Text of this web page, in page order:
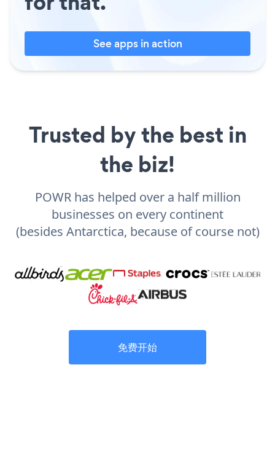
See apps in action
Trusted by the best in
the biz!
POWR has helped over a half million
businesses on every continent
(besides Antarctica, because of course not)
免费开始